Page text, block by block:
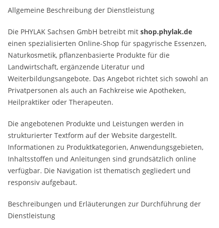
Allgemeine Beschreibung der Dienstleistung
Die PHYLAK Sachsen GmbH betreibt mit shop.phylak.de
einen spezialisierten Online-Shop für spagyrische Essenzen,
Naturkosmetik, pflanzenbasierte Produkte für die
Landwirtschaft, ergänzende Literatur und
Weiterbildungsangebote. Das Angebot richtet sich sowohl an
Privatpersonen als auch an Fachkreise wie Apotheken,
Heilpraktiker oder Therapeuten.
Die angebotenen Produkte und Leistungen werden in
strukturierter Textform auf der Website dargestellt.
Informationen zu Produktkategorien, Anwendungsgebieten,
Inhaltsstoffen und Anleitungen sind grundsätzlich online
verfügbar. Die Navigation ist thematisch gegliedert und
responsiv aufgebaut.
Beschreibungen und Erläuterungen zur Durchführung der
Dienstleistung